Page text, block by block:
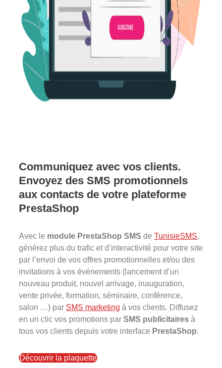
Communiquez avec vos clients.
Envoyez des SMS promotionnels
aux contacts de votre plateforme
PrestaShop
Avec le module PrestaShop SMS de TunisieSMS,
générez plus du trafic et d’interactivité pour votre site
par l’envoi de vos offres promotionnelles et/ou des
invitations à vos événements (lancement d’un
nouveau produit, nouvel arrivage, inauguration,
vente privée, formation, séminaire, conférence,
salon …) par SMS marketing à vos clients. Diffusez
en un clic vos promotions par SMS publicitaires à
tous vos clients depuis votre interface PrestaShop.
Découvrir la plaquette